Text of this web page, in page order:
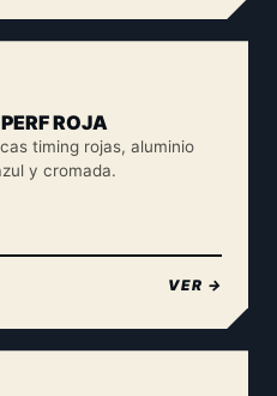
ROJA
timing rojas, aluminio
y cromada.
VER →